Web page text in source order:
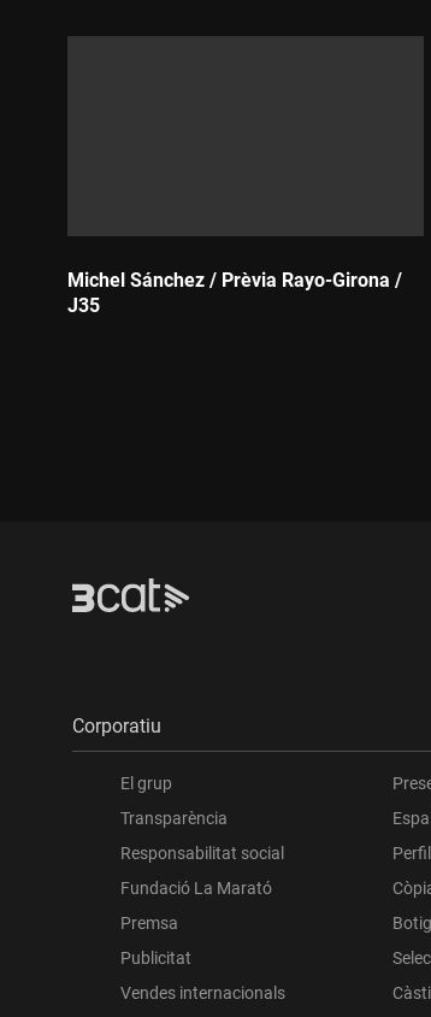
Michel Sánchez / Prèvia Rayo-Girona /
J35
Corporatiu
El grup
Transparència
Responsabilitat social
Fundació La Marató
Premsa
Publicitat
Vendes internacionals